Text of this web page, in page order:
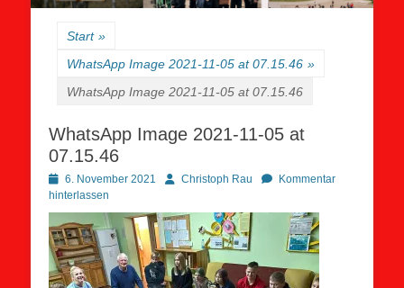
Start »
WhatsApp Image 2021-11-05 at 07.15.46 »
WhatsApp Image 2021-11-05 at 07.15.46
WhatsApp Image 2021-11-05 at
07.15.46
Posted
on
6. November 2021 AutorChristoph Rau
Kommentar
hinterlassen